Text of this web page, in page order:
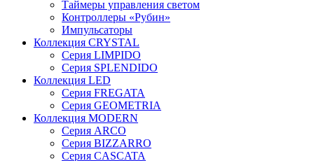
Таймеры управления светом
Контроллеры «Рубин»
Импульсаторы
Коллекция CRYSTAL
Серия LIMPIDO
Серия SPLENDIDO
Коллекция LED
Серия FREGATA
Серия GEOMETRIA
Коллекция MODERN
Серия ARCO
Серия BIZZARRO
Серия CASCATA